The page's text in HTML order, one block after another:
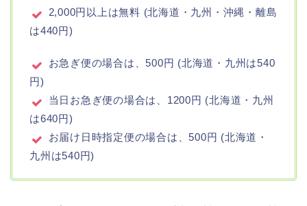
2,000円以上は無料 (北海道・九州・沖縄・離島
は440円)
お急ぎ便の場合は、500円 (北海道・九州は540
円)
当日お急ぎ便の場合は、1200円 (北海道・九州
は640円)
お届け日時指定便の場合は、500円 (北海道・
九州は540円)